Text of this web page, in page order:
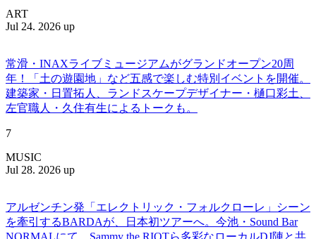
ART
Jul 24. 2026 up
常滑・INAXライブミュージアムがグランドオープン20周
年！「土の遊園地」など五感で楽しむ特別イベントを開催。
建築家・日置拓人、ランドスケープデザイナー・樋口彩土、
左官職人・久住有生によるトークも。
7
MUSIC
Jul 28. 2026 up
アルゼンチン発「エレクトリック・フォルクローレ」シーン
を牽引するBARDAが、日本初ツアーへ。今池・Sound Bar